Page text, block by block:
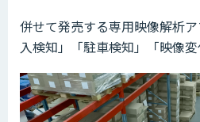
併せて発売する専用映像解析
入検知」「駐車検知」「映像変